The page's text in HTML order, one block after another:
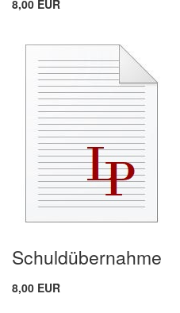
8,00 EUR
Schuldübernahme
8,00 EUR